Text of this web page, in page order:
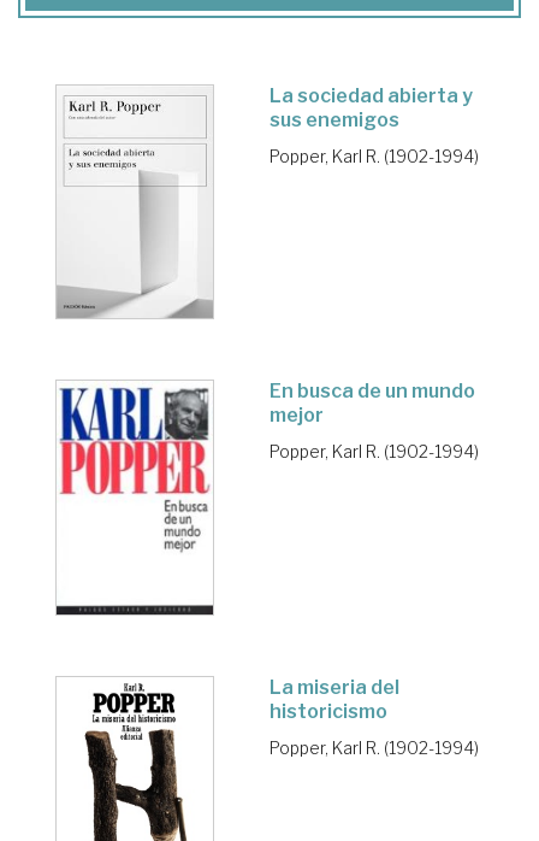
La sociedad abierta y
sus enemigos
Popper, Karl R. (1902-1994)
En busca de un mundo
mejor
Popper, Karl R. (1902-1994)
La miseria del
historicismo
Popper, Karl R. (1902-1994)